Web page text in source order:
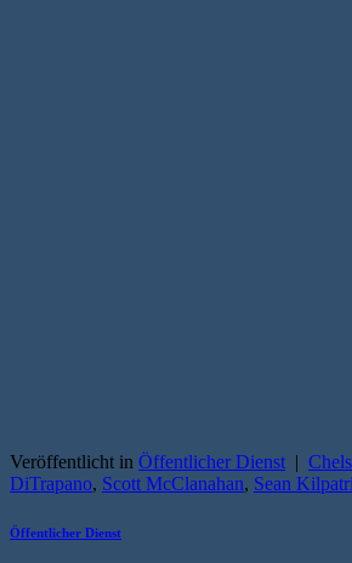
Veröffentlicht in Öffentlicher Dienst
DiTrapano, Scott McClanahan, Sean
Öffentlicher Dienst